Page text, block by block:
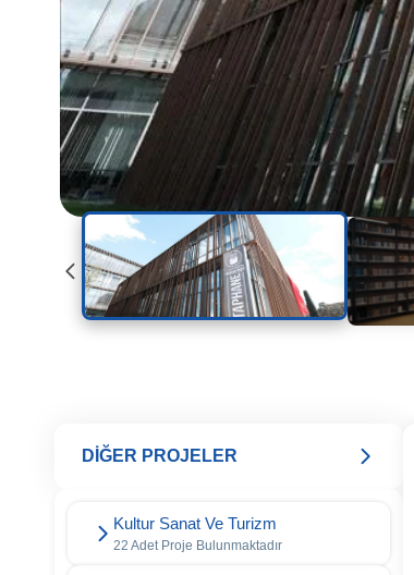
DİĞER PROJELER
Kultur Sanat Ve Turizm
22 Adet Proje Bulunmaktadır